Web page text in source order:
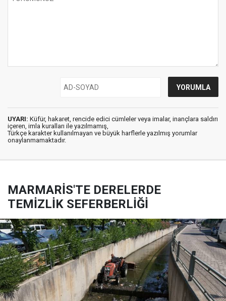
UYARI: Küfür, hakaret, rencide edici cümleler veya imalar, inançlara saldırı
içeren, imla kuralları ile yazılmamış,
Türkçe karakter kullanılmayan ve büyük harflerle yazılmış yorumlar
onaylanmamaktadır.
MARMARİS'TE DERELERDE
TEMİZLİK SEFERBERLİĞİ